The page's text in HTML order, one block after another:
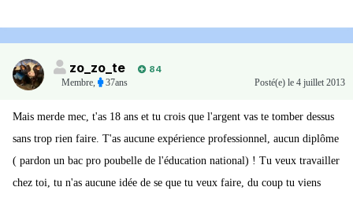
zo_zo_te
84
Membre, 37ans Posté(e) le 4 juillet 2013
Mais merde mec, t'as 18 ans et tu crois que l'argent vas te tomber dessus
sans trop rien faire. T'as aucune expérience professionnel, aucun diplôme
( pardon un bac pro poubelle de l'éducation national) ! Tu veux travailler
chez toi, tu n'as aucune idée de se que tu veux faire, du coup tu viens